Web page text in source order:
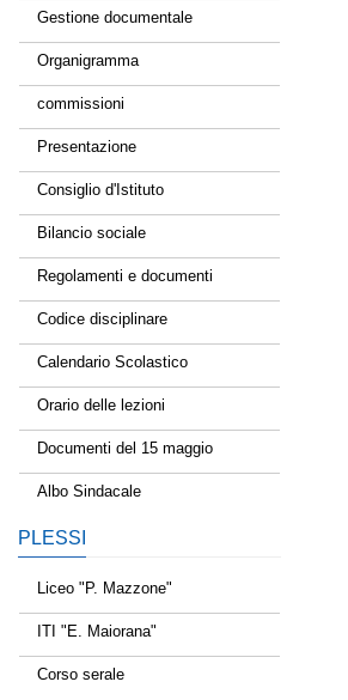
Gestione documentale
Organigramma
commissioni
Presentazione
Consiglio d'Istituto
Bilancio sociale
Regolamenti e documenti
Codice disciplinare
Calendario Scolastico
Orario delle lezioni
Documenti del 15 maggio
Albo Sindacale
PLESSI
Liceo "P. Mazzone"
ITI "E. Maiorana"
Corso serale